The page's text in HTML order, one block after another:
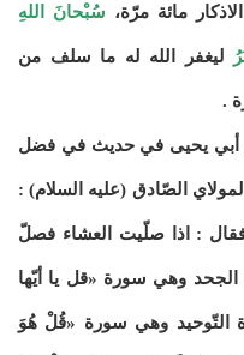
مائة مرّة، سُبْحانَ اللهِ
ليغفر الله له ما سلف من
.
أبي يحيى في حديث في فضل
الصّادق (عليه السلام) :
فقال : اذا صلّيت العشاء فصلّ
الجحد وهي سورة «قل يا أيّها
التّوحيد وهي سورة «قُلْ هُوَ